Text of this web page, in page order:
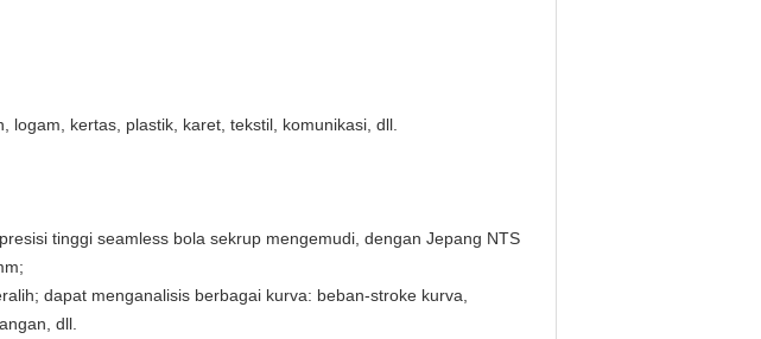
kertas, plastik, karet, tekstil, komunikasi, dll.
tinggi seamless bola sekrup mengemudi, dengan Jepang NTS
dapat menganalisis berbagai kurva: beban-stroke kurva,
dll.